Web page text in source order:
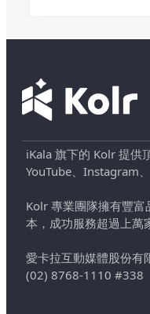
iKala 旗下的 Kolr 提供
YouTube、Instagram
Kolr 專業團隊擁有豐
本，成功服務超過上萬
愛卡拉互動媒體股份有
(02) 8768-1110 #338